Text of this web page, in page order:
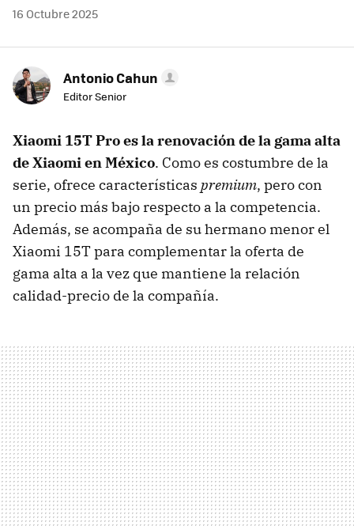
16 Octubre 2025
Antonio Cahun
Editor Senior
Xiaomi 15T Pro es la renovación de la gama alta
de Xiaomi en México. Como es costumbre de la
serie, ofrece características premium, pero con
un precio más bajo respecto a la competencia.
Además, se acompaña de su hermano menor el
Xiaomi 15T para complementar la oferta de
gama alta a la vez que mantiene la relación
calidad-precio de la compañía.